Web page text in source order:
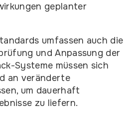
geplanter
umfassen auch die
und Anpassung der
Systeme müssen sich
an veränderte
um dauerhaft
zu liefern.